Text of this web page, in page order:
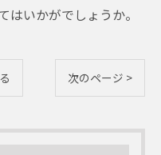
はいかがでしょうか。
次のページ >